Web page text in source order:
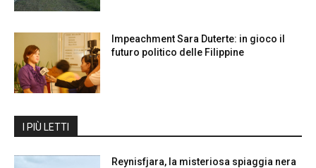
Impeachment Sara Duterte: in gioco il
futuro politico delle Filippine
I PIÙ LETTI
Reynisfjara, la misteriosa spiaggia nera